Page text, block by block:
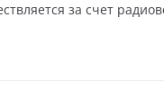
за счет